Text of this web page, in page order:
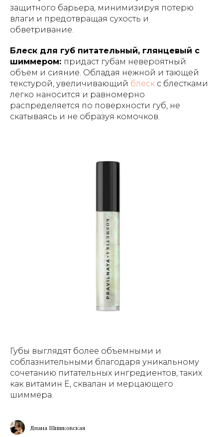
защитного барьера, минимизируя потерю
влаги и предотвращая сухость и
обветривание.
Блеск для губ питательный, глянцевый с
шиммером: придаст губам невероятный
объем и сияние. Обладая нежной и тающей
текстурой, увеличивающий блеск с блестками
легко наносится и равномерно
распределяется по поверхности губ, не
скатываясь и не образуя комочков.
Губы выглядят более объемными и
соблазнительными благодаря уникальному
сочетанию питательных ингредиентов, таких
как витамин Е, сквалан и мерцающего
шиммера.
Диана Шишковская